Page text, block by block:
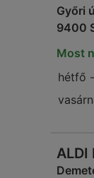
Győri
9400
Most
hétfő
ALDI